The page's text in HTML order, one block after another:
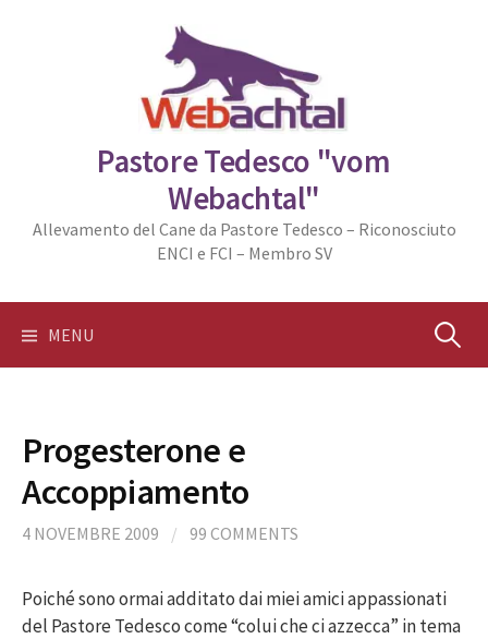
Pastore Tedesco "vom
Webachtal"
Allevamento del Cane da Pastore Tedesco – Riconosciuto
ENCI e FCI – Membro SV
MENU Ricerca
Progesterone e
Accoppiamento
4 NOVEMBRE 2009 / 99 COMMENTS
Poiché sono ormai additato dai miei amici appassionati
del Pastore Tedesco come “colui che ci azzecca” in tema